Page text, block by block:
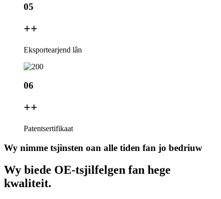
05
++
Eksportearjend lân
06
++
Patentsertifikaat
Wy nimme tsjinsten oan alle tiden fan jo bedriuw
Wy biede OE-tsjilfelgen fan hege
kwaliteit.